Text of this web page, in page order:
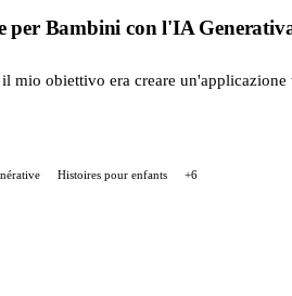
per Bambini con l'IA
mio obiettivo era creare
Histoires pour enfants +6